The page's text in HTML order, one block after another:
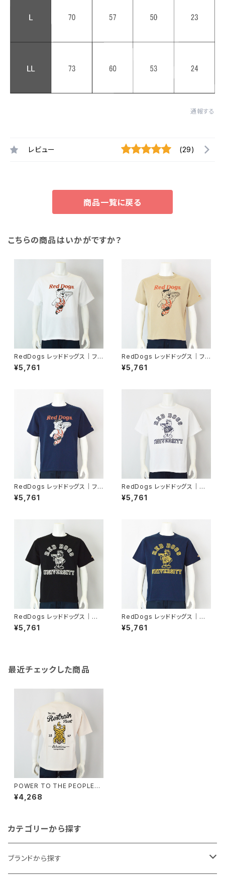
通報する
レビュー (29)
商品一覧に戻る
こちらの商品はいかがですか？
RedDogs レッドドッグス｜ファ
ミレスキャラ風デザイン半袖Tシ
ャツ｜ユニセックス 6515047
¥5,761
RedDogs レッドドッグス｜ファ
ミレスキャラ風デザイン半袖Tシ
ャツ｜ユニセックス 6515047
¥5,761
RedDogs レッドドッグス｜ファ
ミレスキャラ風デザイン半袖Tシ
ャツ｜ユニセックス 6515047
¥5,761
RedDogs レッドドッグス｜主
役級フロッキープリント半袖Tシ
ャツ｜ユニセックス 6515048
¥5,761
RedDogs レッドドッグス｜主
役級フロッキープリント半袖Tシ
ャツ｜ユニセックス 6515048
¥5,761
RedDogs レッドドッグス｜主
役級フロッキープリント半袖Tシ
ャツ｜ユニセックス 6515048
¥5,761
最近チェックした商品
POWER TO THE PEOPLE｜
綿100％チベタンタイガーラグ
刺繍半袖Tシャツ｜パワートゥー
¥4,268
カテゴリーから探す
ブランドから探す